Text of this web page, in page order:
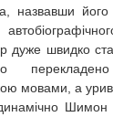
назвавши
дуже швидко
мовами, а
Шимон